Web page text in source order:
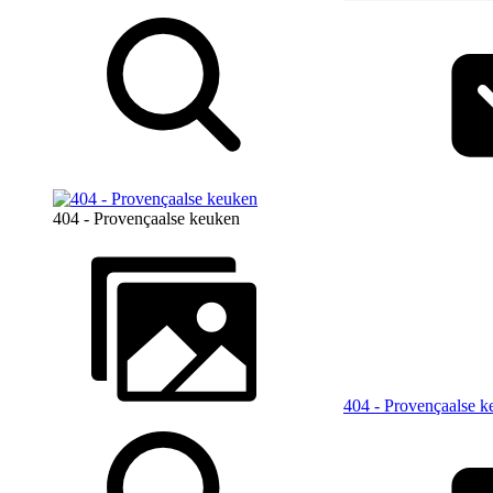
404 - Provençaalse keuken
404 - Provençaalse